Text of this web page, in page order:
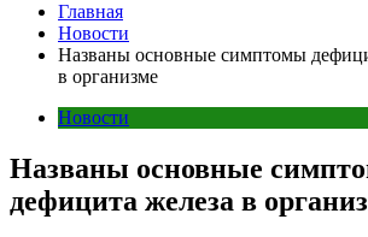
Главная
Новости
Названы основные симптомы
в организме
Новости
Названы основные
дефицита железа в